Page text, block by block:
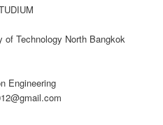
of Technology North Bangkok
Engineering